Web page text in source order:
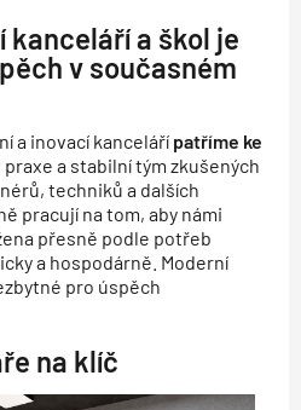
kanceláří a škol je
v současném
a inovací kanceláří patříme ke
a stabilní tým zkušených
techniků a dalších
pracují na tom, aby námi
přesně podle potřeb
a hospodárně. Moderní
pro úspěch
na klíč